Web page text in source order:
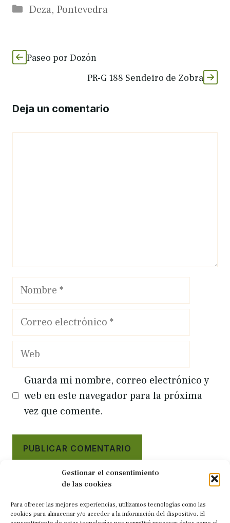
Gestionar el consentimiento
de las cookies
Para ofrecer las mejores experiencias, utilizamos tecnologías como las
cookies para almacenar y/o acceder a la información del dispositivo. El
Categorías
Deza, Pontevedra
Paseo por Dozón
PR-G 188 Sendeiro de Zobra
Deja un comentario
Nombre
Correo
Web
Guarda mi nombre, correo electrónico y
web en este navegador para la próxima
vez que comente.